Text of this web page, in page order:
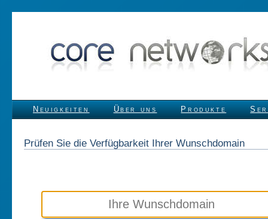
Neuigkeiten Über uns Produkte
Prüfen Sie die Verfügbarkeit Ihrer Wunschdomain